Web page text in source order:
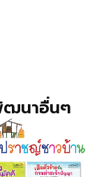
ฒนาอื่นๆ